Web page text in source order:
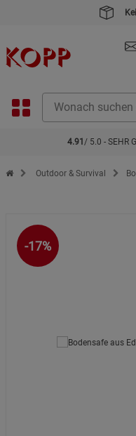
4.91 / 5.0 - SEHR
Zur Startseite des Kopp Verlag
Outdoor & Survival
-17%